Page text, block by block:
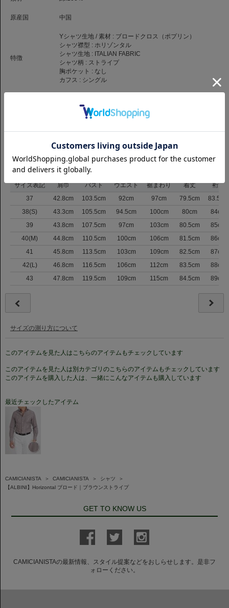
ャツ生地ブランドとして不動の地位を築いています。
同社の生地には、スーピマコットンやリネンといった厳選された贅沢な素材
が用いられており、それによって実現される柔らかく滑らかな肌触りは、他
には代えがたい心地よさを提供します。
また、独自の染色技術による鮮やかな発色と、美しさが長持ちする耐久性の
高さも大きな特徴です。
さらに、近年はサステナビリティにも深く注力しており、環境に配慮した製
ビジネスからプライベートまで、あらゆるシーンで洗練された装いを演出す
るアルビニ社のシャツは、一度身につけると手放せなくなるほどの圧倒的な
原産国 中国
特徴
Yシャツ生地 / 素材 : ブロードクロス（ポプリン）
シャツ襟型 : ホリゾンタル
シャツ生地 : ITALIAN FABRIC
シャツ柄 : ストライプ
胸ポケット : なし
カフス : シングル
SLM-CHN-HZ-LEO-4056-BRST
サイズ
サイズ表記 肩巾 バスト ウエスト 裾まわり 着丈
裄丈
37
42.8cm 103.5cm 92cm 97cm 79.5cm
83.5cm
38(S)
43.3cm 105.5cm 94.5cm 100cm 80cm
84cm
39
43.8cm 107.5cm 97cm 103cm 80.5cm
85cm
40(M)
44.8cm 110.5cm 100cm 106cm 81.5cm
86cm
41
45.8cm 113.5cm 103cm 109cm 82.5cm
87cm
42(L)
46.8cm 116.5cm 106cm 112cm 83.5cm
88cm
43
47.8cm 119.5cm 109cm 115cm 84.5cm 89cm
サイズの測り方について
このアイテムを見た人はこちらのアイテムもチェックしています
このアイテムを見た人は別カテゴリのこちらのアイテムもチェックしています
このアイテムを購入した人は、一緒にこんなアイテムも購入しています
最近チェックしたアイテム
CAMICIANISTA ＞ CAMICIANISTA ＞ シャツ ＞
【ALBINI】Horizontal ブロード｜ブラウンストライプ
GET TO KNOW US
CAMICIANISTAの最新情報、スタイル提案などをおしらせします。是非フ
ォローください。